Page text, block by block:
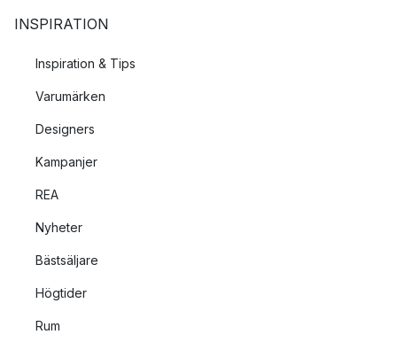
INSPIRATION
Inspiration & Tips
Varumärken
Designers
Kampanjer
REA
Nyheter
Bästsäljare
Högtider
Rum